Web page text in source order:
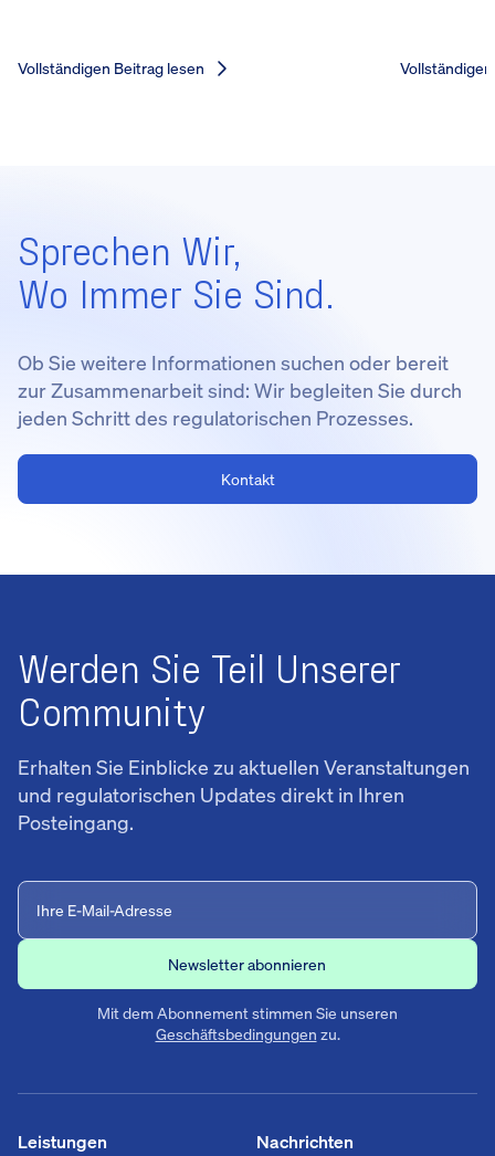
Vollständigen Beitrag lesen
Sprechen Wir,
Wo Immer Sie Sind.
Ob Sie weitere Informationen suchen oder bereit
zur Zusammenarbeit sind: Wir begleiten Sie durch
jeden Schritt des regulatorischen Prozesses.
Kontakt
Werden Sie Teil Unserer
Community
Erhalten Sie Einblicke zu aktuellen Veranstaltungen
und regulatorischen Updates direkt in Ihren
Posteingang.
Mit dem Abonnement stimmen Sie unseren
Geschäftsbedingungen zu.
Nachrichten
Leistungen